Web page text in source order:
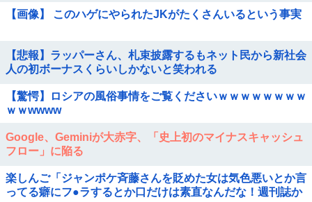
【画像】 このハゲにやられたJKがたくさんいるという事実
【悲報】ラッパーさん、札束披露するもネット民から新社会
人の初ボーナスくらいしかないと笑われる
【驚愕】ロシアの風俗事情をご覧くださいｗｗｗｗｗｗｗｗ
ｗｗwwww
Google、Geminiが大赤字、「史上初のマイナスキャッシュ
フロー」に陥る
楽しんご「ジャンポケ斉藤さんを貶めた女は気色悪いとか言
ってる癖にフ●ラするとか口だけは素直なんだな！週刊誌か